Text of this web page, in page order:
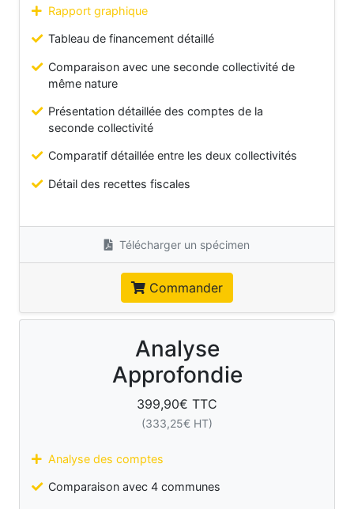
Rapport graphique
Tableau de financement détaillé
Comparaison avec une seconde collectivité de
même nature
Présentation détaillée des comptes de la
seconde collectivité
Comparatif détaillée entre les deux collectivités
Détail des recettes fiscales
Télécharger un spécimen
Commander
Analyse
Approfondie
399,90€ TTC
(333,25€ HT)
Analyse des comptes
Comparaison avec 4 communes